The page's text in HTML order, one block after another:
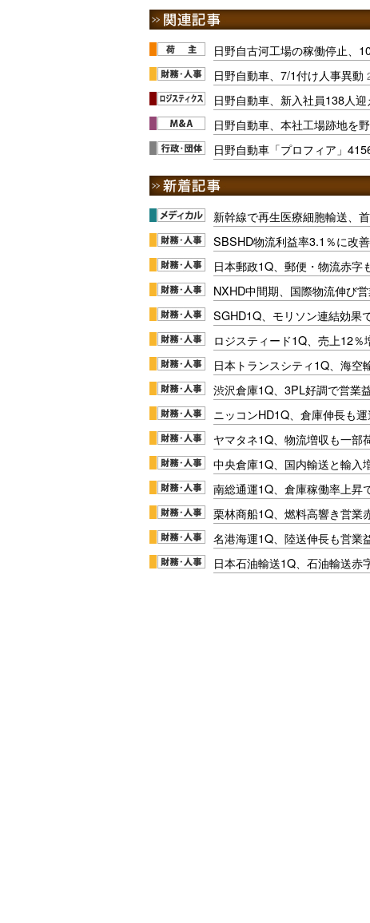
日野自古河工場の稼働停止、
日野自動車、7/1付け人事異動
日野自動車、新入社員138人迎
日野自動車、本社工場跡地を
日野自動車「プロフィア」
新幹線で再生医療細胞輸送、
SBSHD物流利益率3.1％に改
日本郵政1Q、郵便・物流赤字
NXHD中間期、国際物流伸び
SGHD1Q、モリソン連結効果
ロジスティード1Q、売上12％
日本トランスシティ1Q、海空
渋沢倉庫1Q、3PL好調で営業
ニッコンHD1Q、倉庫伸長も
ヤマタネ1Q、物流増収も一部
中央倉庫1Q、国内輸送と輸入
南総通運1Q、倉庫稼働率上昇
栗林商船1Q、燃料高響き営業
名港海運1Q、陸送伸長も営業
日本石油輸送1Q、石油輸送赤